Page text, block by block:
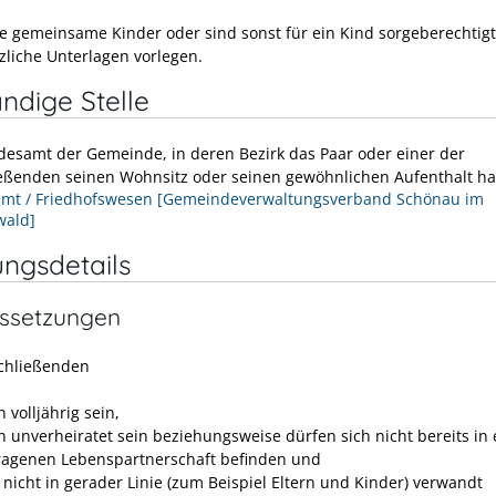
gemeinsame Kinder oder sind sonst für ein Kind
Unterlagen vorlegen.
Stelle
der Gemeinde, in deren Bezirk das Paar oder einer der
seinen Wohnsitz oder seinen gewöhnlichen Aufenthalt
/ Friedhofswesen [Gemeindeverwaltungsverband Schönau im
volljährig sein,
unverheiratet sein beziehungsweise dürfen sich nicht bereits in
Lebenspartnerschaft befinden und
in gerader Linie (zum Beispiel Eltern und Kinder) verwandt